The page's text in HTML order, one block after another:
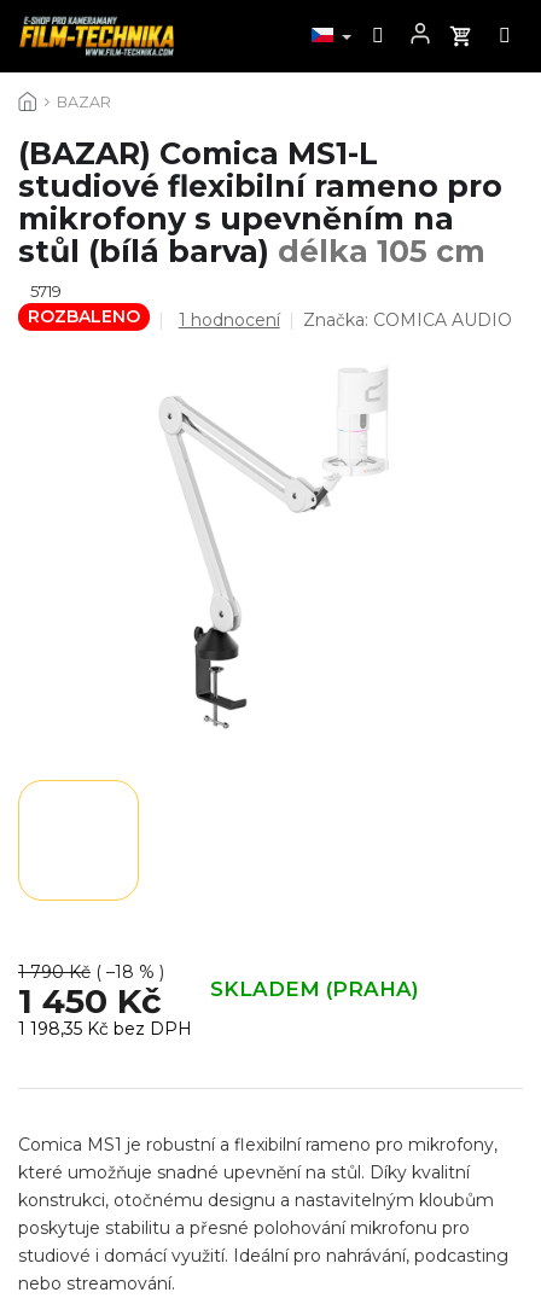
na
BAZAR
(BAZAR) Comica MS1-L
studiové flexibilní rameno pro
mikrofony s upevněním na
stůl (bílá barva) délka 105 cm
5719
ROZBALENO
Průměrné
5,0
z
5
hvězdiček.
1 hodnocení Značka: COMICA AUDIO
1 790 Kč ( –18 % )
1 450 Kč SKLADEM (PRAHA)
1 198,35 Kč bez DPH
cena:
Comica MS1 je robustní a flexibilní rameno pro mikrofony,
které umožňuje snadné upevnění na stůl. Díky kvalitní
konstrukci, otočnému designu a nastavitelným kloubům
poskytuje stabilitu a přesné polohování mikrofonu pro
studiové i domácí využití. Ideální pro nahrávání, podcasting
nebo streamování.